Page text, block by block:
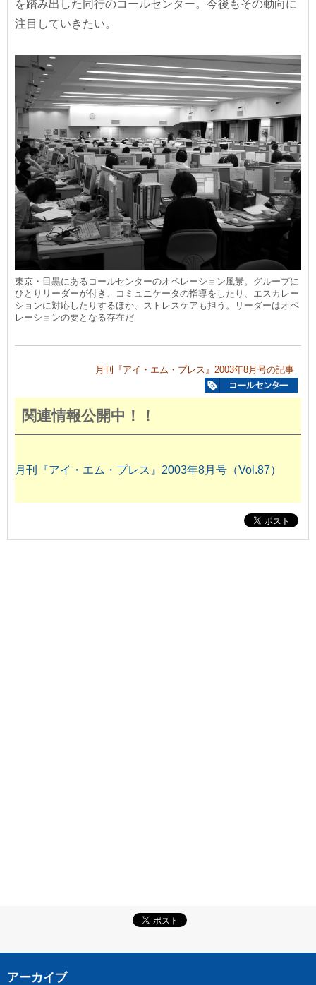
を踏み出した同行のコールセンター。今後もその動向に
注目していきたい。
東京・目黒にあるコールセンターのオペレーション風景。グループに
ひとりリーダーが付き、コミュニケータの指導をしたり、エスカレー
ションに対応したりするほか、ストレスケアも担う。リーダーはオペ
レーションの要となる存在だ
月刊『アイ・エム・プレス』2003年8月号の記事
関連情報公開中！！
月刊『アイ・エム・プレス』2003年8月号（Vol.87）
アーカイブ